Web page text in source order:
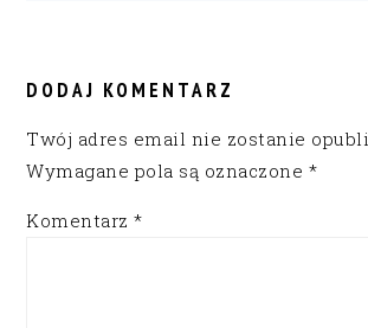
INTERACTIONS
DODAJ KOMENTARZ
Twój adres email nie zostanie
Wymagane pola są oznaczone *
Komentarz*